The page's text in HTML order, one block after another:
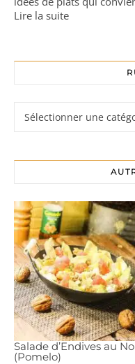
Lire la suite
Salade d’Endives au
(Pomelo)